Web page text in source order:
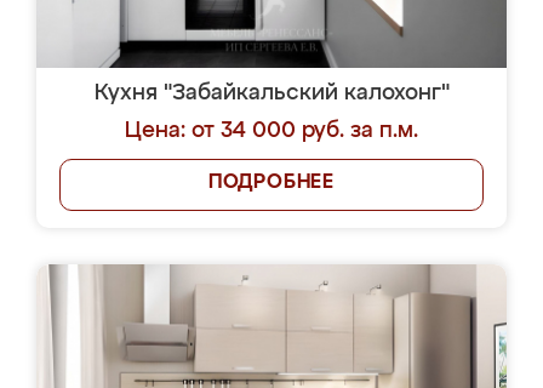
Кухня "Забайкальский калохонг"
Цена: от 34 000 руб. за п.м.
ПОДРОБНЕЕ